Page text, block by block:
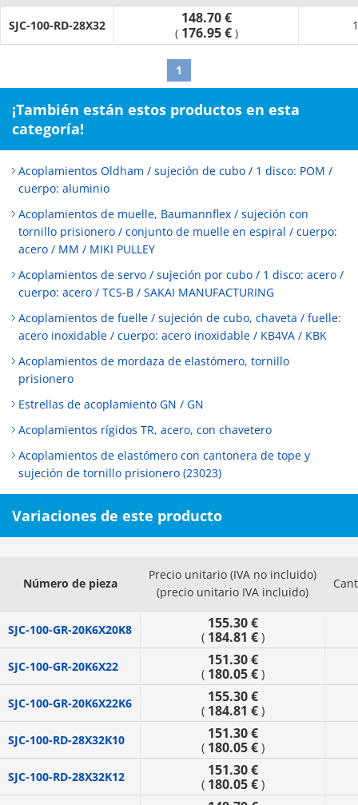
SJC-100-RD-28X32 148.70 €
( 176.95 € )
1
¡También están estos productos en esta
categoría!
Acoplamientos Oldham / sujeción de cubo / 1 disco: POM /
cuerpo: aluminio
Acoplamientos de muelle, Baumannflex / sujeción con
tornillo prisionero / conjunto de muelle en espiral / cuerpo:
acero / MM / MIKI PULLEY
Acoplamientos de servo / sujeción por cubo / 1 disco: acero /
cuerpo: acero / TCS-B / SAKAI MANUFACTURING
Acoplamientos de fuelle / sujeción de cubo, chaveta / fuelle:
acero inoxidable / cuerpo: acero inoxidable / KB4VA / KBK
Acoplamientos de mordaza de elastómero, tornillo
prisionero
Estrellas de acoplamiento GN / GN
Acoplamientos rígidos TR, acero, con chavetero
Acoplamientos de elastómero con cantonera de tope y
sujeción de tornillo prisionero (23023)
Variaciones de este producto
Número de pieza
Precio unitario (IVA no incluido)
(precio unitario IVA incluido)
SJC-100-GR-20K6X20K8 155.30 €
( 184.81 €)
SJC-100-GR-20K6X22 151.30 €
( 180.05 €)
SJC-100-GR-20K6X22K6 155.30 €
( 184.81 €)
SJC-100-RD-28X32K10 151.30 €
( 180.05 €)
SJC-100-RD-28X32K12 151.30 €
( 180.05 €)